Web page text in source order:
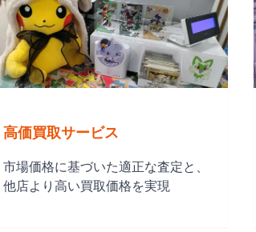
高価買取サービス
市場価格に基づいた適正な査定と、
他店より高い買取価格を実現